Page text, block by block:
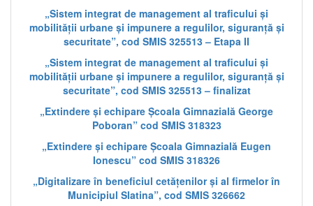
„Sistem integrat de management al traficului și
mobilității urbane și impunere a regulilor, siguranță și
securitate”, cod SMIS 325513 – Etapa II
„Sistem integrat de management al traficului și
mobilității urbane și impunere a regulilor, siguranță și
securitate”, cod SMIS 325513 – finalizat
„Extindere și echipare Școala Gimnazială George
Poboran” cod SMIS 318323
„Extindere și echipare Școala Gimnazială Eugen
Ionescu” cod SMIS 318326
„Digitalizare în beneficiul cetățenilor și al firmelor în
Municipiul Slatina”, cod SMIS 326662